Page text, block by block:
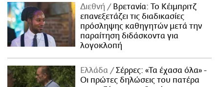
Διεθνή
Βρετανία: Το Κέιμπριτζ
επανεξετάζει τις διαδικασίες
πρόσληψης καθηγητών μετά την
παραίτηση διδάσκοντα για
λογοκλοπή
Ελλάδα
Σέρρες: «Τα έχασα όλα» -
Οι πρώτες δηλώσεις του πατέρα